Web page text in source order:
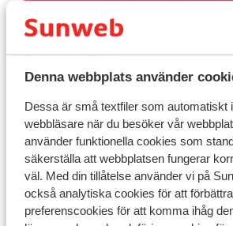
Denna webbplats använder
Dessa är små textfiler som automatiskt
webbläsare när du besöker vår
använder funktionella cookies som
säkerställa att webbplatsen fungerar
väl. Med din tillåtelse använder vi på
också analytiska cookies för att
preferenscookies för att komma ihåg
Läge
Visa på karta
I området
I centrum